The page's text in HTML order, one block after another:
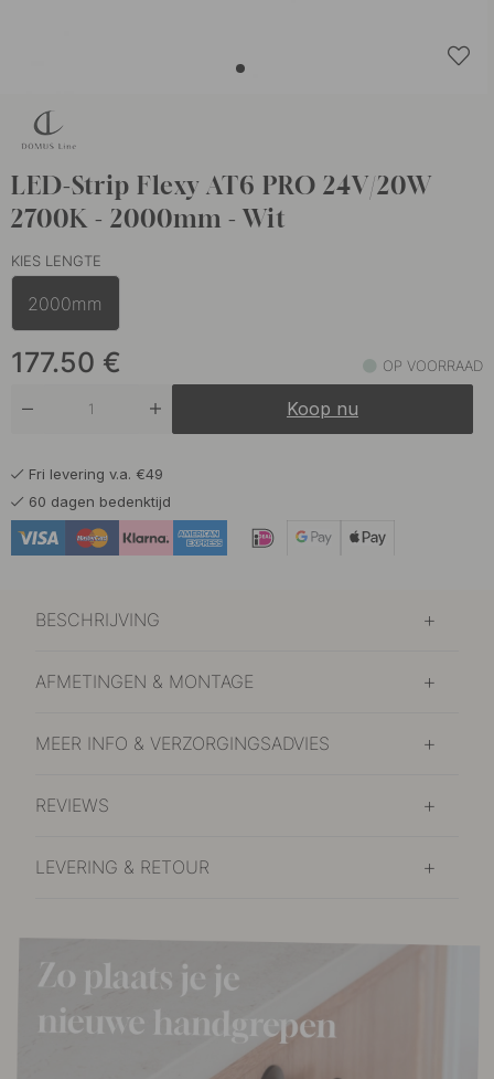
LED-Strip Flexy AT6 PRO 24V/20W
2700K - 2000mm - Wit
KIES LENGTE
2000mm
177.50 € OP VOORRAAD
Koop nu
Fri levering v.a. €49
60 dagen bedenktijd
BESCHRIJVING
AFMETINGEN & MONTAGE
MEER INFO & VERZORGINGSADVIES
REVIEWS
LEVERING & RETOUR